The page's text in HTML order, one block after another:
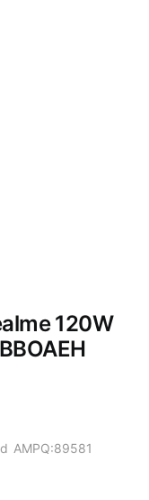
120W
AMPQ:89581